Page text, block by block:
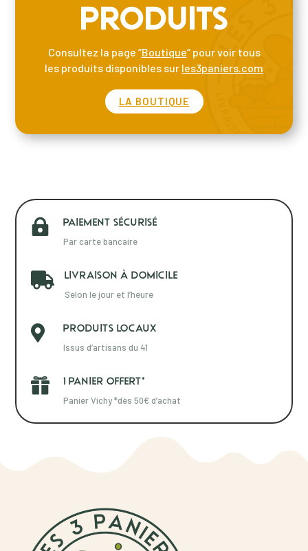
PRODUITS
Consultez la page “Boutique“ pour voir tous
les produits disponibles sur les3paniers.com
LA BOUTIQUE
 PAIEMENT SÉCURISÉ
Par carte bancaire
 LIVRAISON À DOMICILE
Selon le jour et l’heure
 PRODUITS LOCAUX
Issus d’artisans du 41
 1 PANIER OFFERT*
Panier Vichy *dès 50€ d’achat